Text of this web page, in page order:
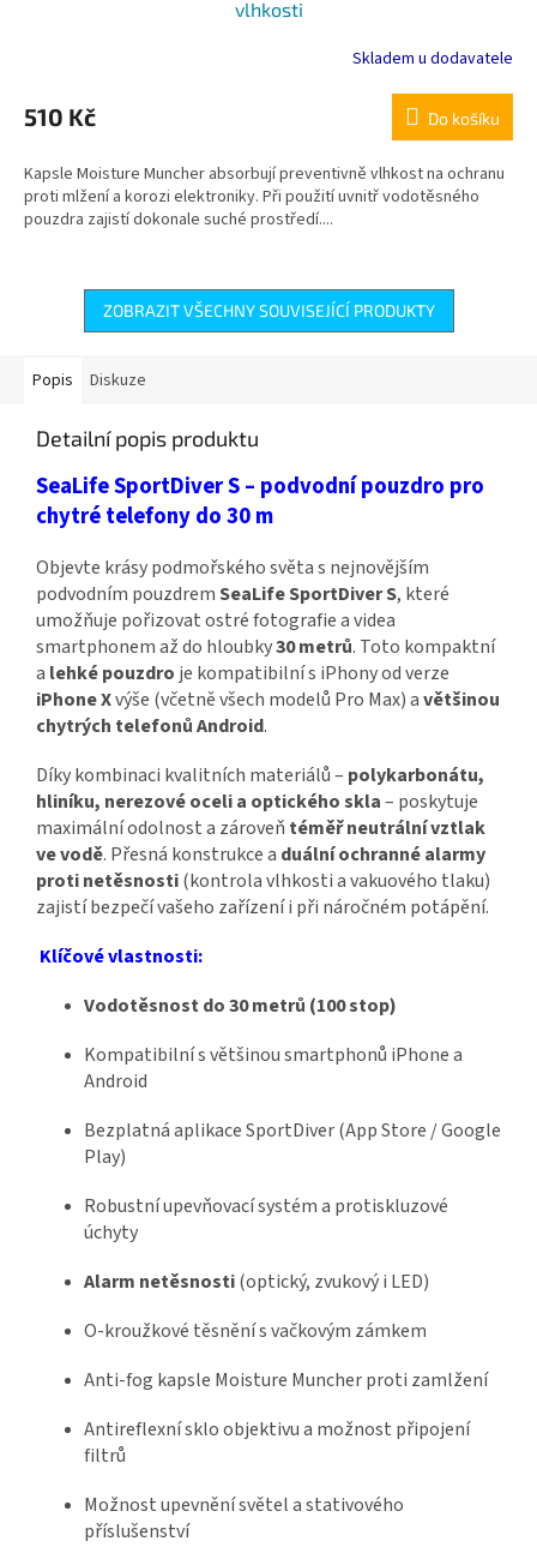
vlhkosti
Skladem u dodavatele
510 Kč Do košíku
Kapsle Moisture Muncher absorbují preventivně vlhkost na ochranu
proti mlžení a korozi elektroniky. Při použití uvnitř vodotěsného
pouzdra zajistí dokonale suché prostředí....
ZOBRAZIT VŠECHNY SOUVISEJÍCÍ PRODUKTY
Popis Diskuze
Detailní popis produktu
SeaLife SportDiver S – podvodní pouzdro pro
chytré telefony do 30 m
Objevte krásy podmořského světa s nejnovějším
podvodním pouzdremSeaLife SportDiver S, které
umožňuje pořizovat ostré fotografie a videa
smartphonem až do hloubky30 metrů. Toto kompaktní
a lehké pouzdro je kompatibilní s iPhony od verze
iPhone Xvýše (včetně všech modelů Pro Max) avětšinou
chytrých telefonů Android.
Díky kombinaci kvalitních materiálů – polykarbonátu,
hliníku, nerezové oceli a optického skla– poskytuje
maximální odolnost a zároveň téměř neutrální vztlak
ve vodě. Přesná konstrukce a duální ochranné alarmy
proti netěsnosti(kontrola vlhkosti a vakuového tlaku)
zajistí bezpečí vašeho zařízení i při náročném potápění.
Klíčové vlastnosti:
Vodotěsnost do 30 metrů (100 stop)
Kompatibilní s většinou smartphonů iPhone a
Android
Bezplatná aplikace SportDiver (App Store / Google
Play)
Robustní upevňovací systém a protiskluzové
úchyty
Alarm netěsnosti(optický, zvukový i LED)
O-kroužkové těsnění s vačkovým zámkem
Anti-fog kapsle Moisture Muncher proti zamlžení
Antireflexní sklo objektivu a možnost připojení
filtrů
Možnost upevnění světel a stativového
příslušenství